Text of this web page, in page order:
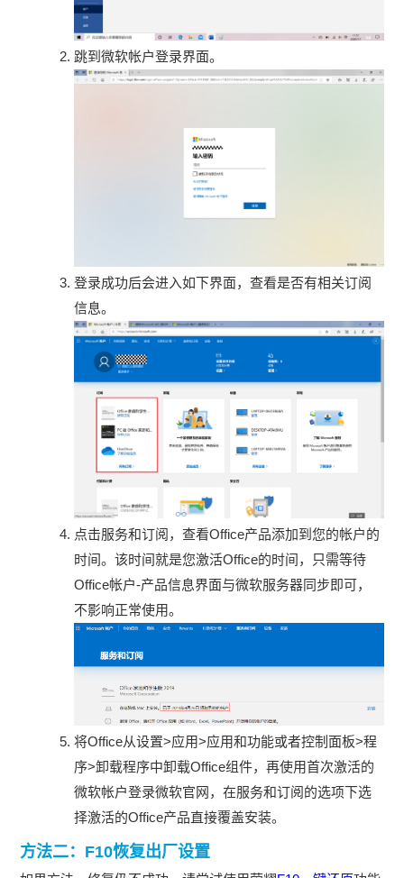
跳到微软帐户登录界面。
登录成功后会进入如下界面，查看是否有相关订阅
信息。
点击服务和订阅，查看Office产品添加到您的帐户的
时间。该时间就是您激活Office的时间，只需等待
Office帐户-产品信息界面与微软服务器同步即可，
不影响正常使用。
将Office从设置>应用>应用和功能或者控制面板>程
序>卸载程序中卸载Office组件，再使用首次激活的
微软帐户登录微软官网，在服务和订阅的选项下选
择激活的Office产品直接覆盖安装。
方法二：F10恢复出厂设置